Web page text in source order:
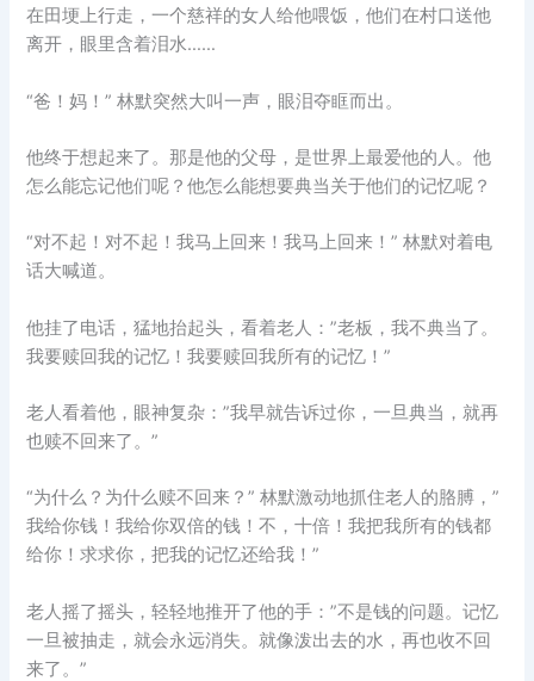
在田埂上行走，一个慈祥的女人给他喂饭，他们在村口送他
离开，眼里含着泪水……
“爸！妈！” 林默突然大叫一声，眼泪夺眶而出。
他终于想起来了。那是他的父母，是世界上最爱他的人。他
怎么能忘记他们呢？他怎么能想要典当关于他们的记忆呢？
“对不起！对不起！我马上回来！我马上回来！” 林默对着电
话大喊道。
他挂了电话，猛地抬起头，看着老人：”老板，我不典当了。
我要赎回我的记忆！我要赎回我所有的记忆！”
老人看着他，眼神复杂：”我早就告诉过你，一旦典当，就再
也赎不回来了。”
“为什么？为什么赎不回来？” 林默激动地抓住老人的胳膊，”
我给你钱！我给你双倍的钱！不，十倍！我把我所有的钱都
给你！求求你，把我的记忆还给我！”
老人摇了摇头，轻轻地推开了他的手：”不是钱的问题。记忆
一旦被抽走，就会永远消失。就像泼出去的水，再也收不回
来了。”